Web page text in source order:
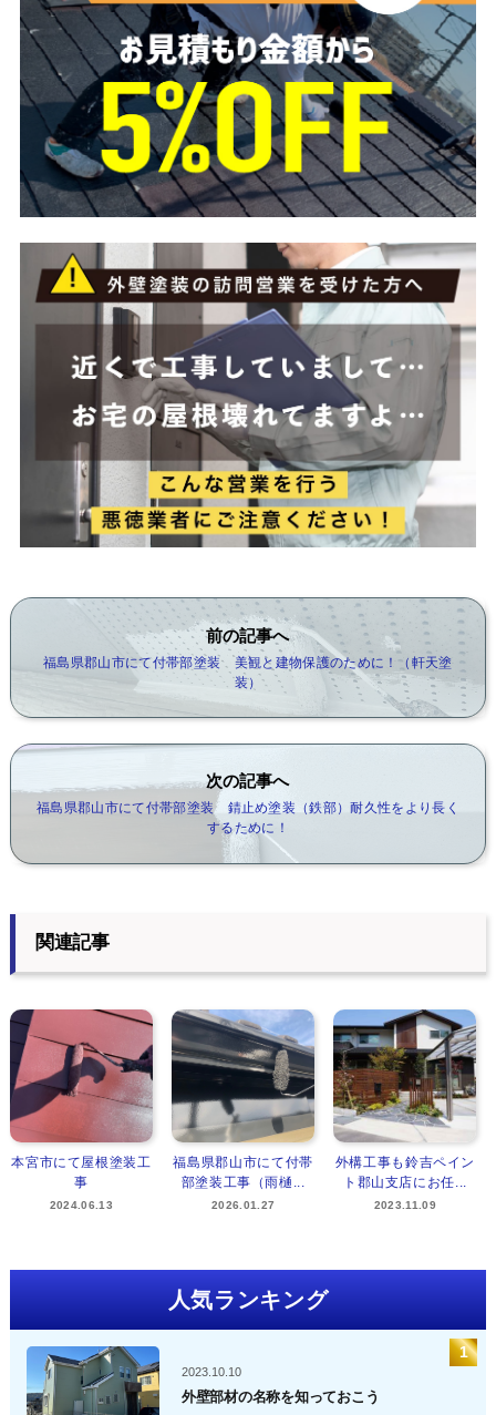
前の記事へ
福島県郡山市にて付帯部塗装 美観と建物保護のために！（軒天塗
装）
次の記事へ
福島県郡山市にて付帯部塗装 錆止め塗装（鉄部）耐久性をより長く
するために！
関連記事
本宮市にて屋根塗装工
事
2024.06.13
福島県郡山市にて付帯
部塗装工事（雨樋...
2026.01.27
外構工事も鈴吉ペイン
ト郡山支店にお任...
2023.11.09
人気ランキング
2023.10.10
外壁部材の名称を知っておこう